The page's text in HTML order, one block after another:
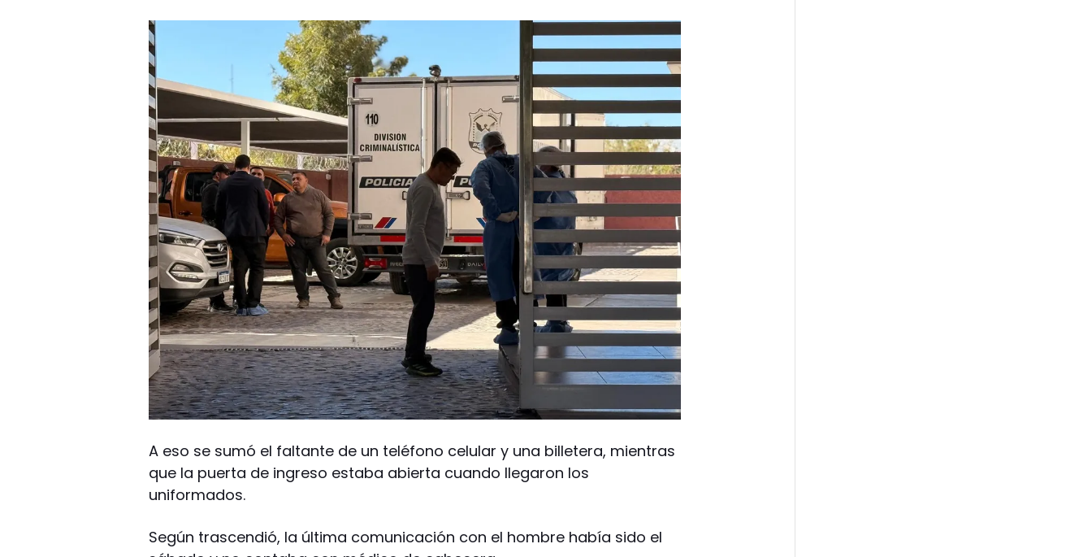
A eso se sumó el faltante de un teléfono celular y una billetera, mientras
que la puerta de ingreso estaba abierta cuando llegaron los
uniformados.
Según trascendió, la última comunicación con el hombre había sido el